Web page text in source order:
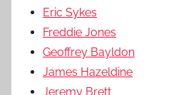
Eric Sykes
Freddie Jones
Geoffrey Bayldon
James Hazeldine
Jeremy Brett